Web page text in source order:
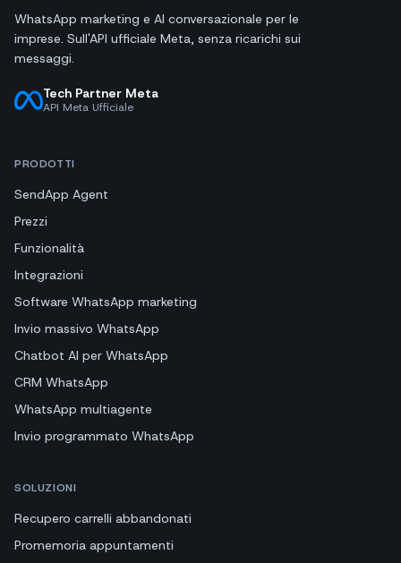
WhatsApp marketing e AI conversazionale per le
imprese. Sull'API ufficiale Meta, senza ricarichi sui
messaggi.
Tech Partner Meta
API Meta Ufficiale
PRODOTTI
SendApp Agent
Prezzi
Funzionalità
Integrazioni
Software WhatsApp marketing
Invio massivo WhatsApp
Chatbot AI per WhatsApp
CRM WhatsApp
WhatsApp multiagente
Invio programmato WhatsApp
SOLUZIONI
Recupero carrelli abbandonati
Promemoria appuntamenti